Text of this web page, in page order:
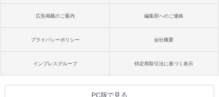
広告掲載のご案内 編集部へのご連絡
プライバシーポリシー 会社概要
インプレスグループ 特定商取引法に基づく表示
PC版で見る